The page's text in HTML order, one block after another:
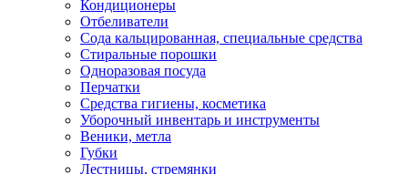
Кондиционеры
Отбеливатели
Сода кальцированная, специальные средства
Стиральные порошки
Одноразовая посуда
Перчатки
Средства гигиены, косметика
Уборочный инвентарь и инструменты
Веники, метла
Губки
Лестницы, стремянки